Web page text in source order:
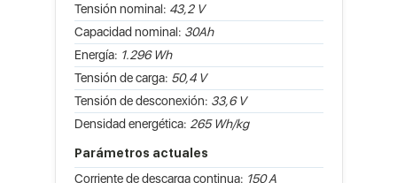
Tensión nominal: 43,2 V
Capacidad nominal: 30Ah
Energía: 1.296 Wh
Tensión de carga: 50,4 V
Tensión de desconexión: 33,6 V
Densidad energética: 265 Wh/kg
Parámetros actuales
Corriente de descarga continua: 150 A